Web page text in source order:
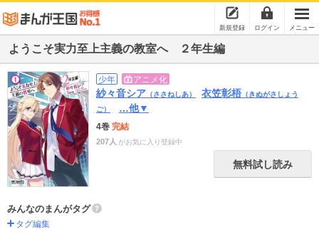
新規登録 ログイン メニュー
ようこそ実力至上主義の教室へ ２年生編
少年 アニメ化
紗々音シア （ささねしあ） 衣笠彰梧 （きぬがさしょう
ご）
…他▼
4巻 完結
207人 がお気に入り登録中
無料試し読み
みんなのまんがタグ
タグ編集